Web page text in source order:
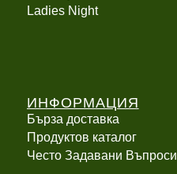
Ladies Night
ИНФОРМАЦИЯ
Бърза доставка
Продуктов каталог
Често Задавани Въпроси